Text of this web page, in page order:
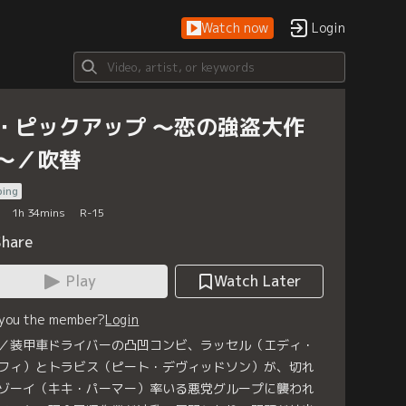
Watch now Login
ピックアップ ～恋の強盗大作
／吹替
1h 34mins R-15
Play
Watch Later
the member?Login
装甲車ドライバーの凸凹コンビ、ラッセル（エディ・
ィ）とトラビス（ピート・デヴィッドソン）が、切れ
ーイ（キキ・パーマー）率いる悪党グループに襲われ